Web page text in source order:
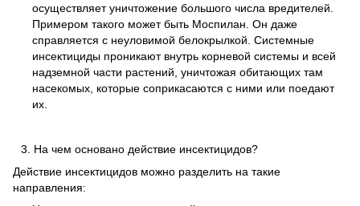
осуществляет уничтожение большого числа вредителей.
Примером такого может быть Моспилан. Он даже
справляется с неуловимой белокрылкой. Системные
инсектициды проникают внутрь корневой системы и всей
надземной части растений, уничтожая обитающих там
насекомых, которые соприкасаются с ними или поедают
их.
На чем основано действие инсектицидов?
Действие инсектицидов можно разделить на такие
направления: